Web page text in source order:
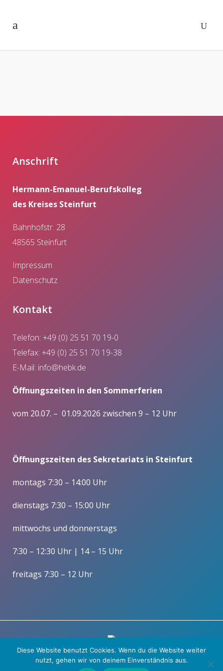
Anschrift
Hermann-Emanuel-Berufskolleg
des Kreises Steinfurt
Bahnhofstr. 28
48565 Steinfurt
Impressum
Datenschutz
Kontakt
Telefon: +49 (0) 25 51 70 19-0
Telefax: +49 (0) 25 51 70 19-38
E-Mail: info@hebk.de
Öffnungszeiten in den Sommerferien
vom 20.07. – 01.09.2026 zwischen 9 – 12 Uhr
Öffnungszeiten des Sekretariats in Steinfurt
montags 7:30 – 14:00 Uhr
dienstags 7:30 – 15:00 Uhr
mittwochs und donnerstags
7:30 – 12:30 Uhr | 14 – 15 Uhr
freitags 7:30 – 12 Uhr
Diese Website benutzt Cookies. Wenn du die Website weiter
nutzt, gehen wir von deinem Einverständnis aus.